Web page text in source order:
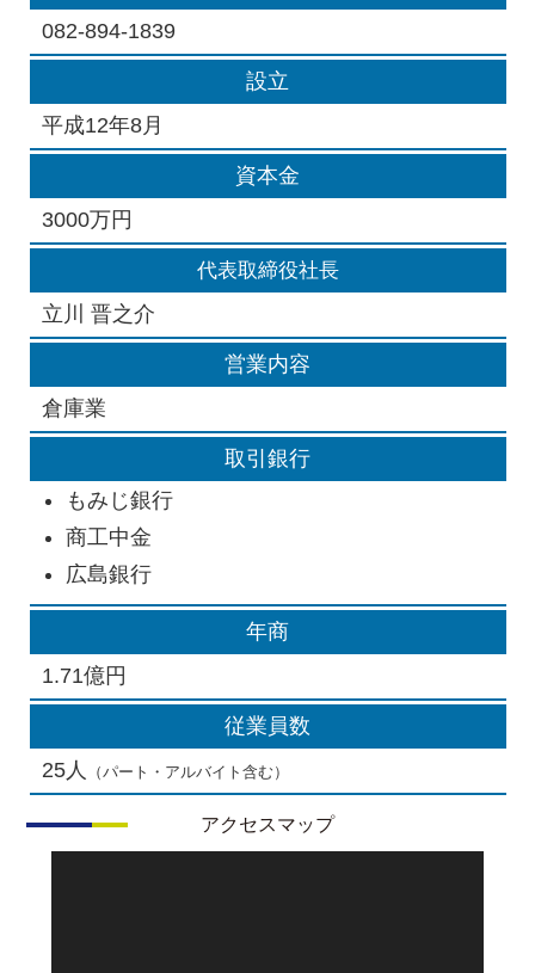
082-894-1839
設立
平成12年8月
資本金
3000万円
代表取締役社長
立川 晋之介
営業内容
倉庫業
取引銀行
もみじ銀行
商工中金
広島銀行
年商
1.71億円
従業員数
25人
（パート・アルバイト含む）
アクセスマップ